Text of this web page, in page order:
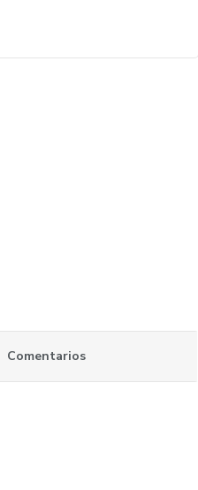
Comentarios